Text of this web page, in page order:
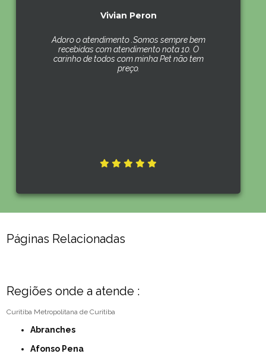
Vivian Peron
Adoro o atendimento .Somos sempre bem
recebidas com atendimento nota 10. O
carinho de todos com minha Pet não tem
preço.
Páginas Relacionadas
Regiões onde a atende :
Curitiba Metropolitana de Curitiba
Abranches
Afonso Pena